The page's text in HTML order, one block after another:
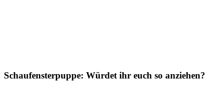
Schaufensterpuppe: Würdet ihr euch so anziehen?